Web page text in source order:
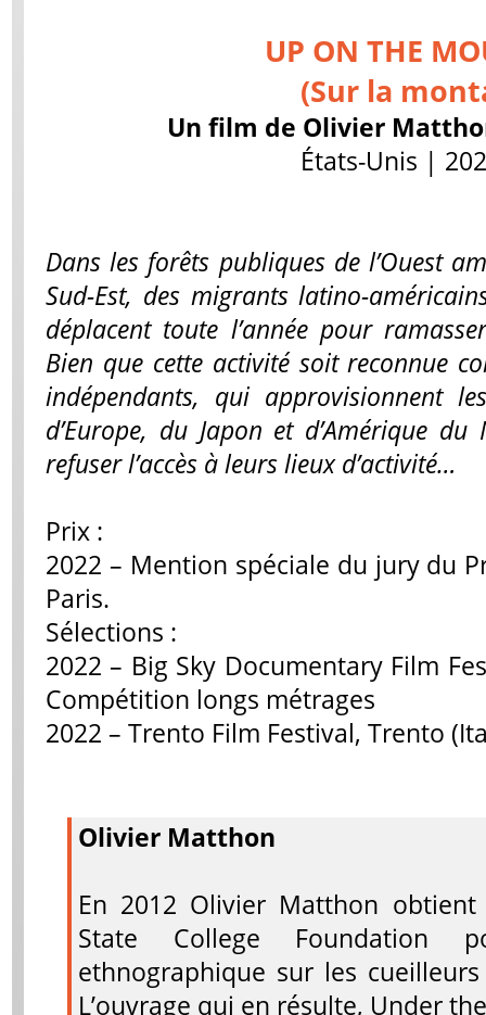
UP ON THE
(Sur la
Un film de Olivier
États-Unis |
Dans les forêts publiques de l’Ouest
Sud-Est, des migrants latino-
déplacent toute l’année pour
Bien que cette activité soit reconnue
indépendants, qui approvisionnent
d’Europe, du Japon et d’Amérique
refuser l’accès à leurs lieux d’activité…
Prix :
2022 – Mention spéciale du jury du
Paris.
Sélections :
2022 – Big Sky Documentary Film
Compétition longs métrages
2022 – Trento Film Festival, Trento
Olivier Matthon
En 2012 Olivier Matthon obtient
State College Foundation
ethnographique sur les
L’ouvrage qui en résulte, Under